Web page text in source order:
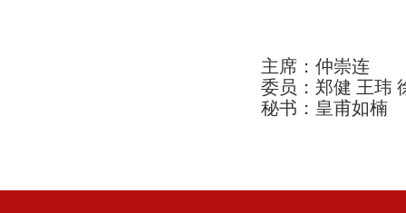
主席：仲崇连
委员： 郑健 王玮
秘书：皇甫如楠